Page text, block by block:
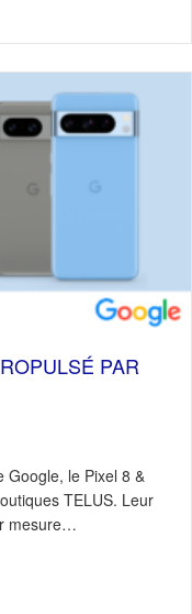
PAR
Google, le Pixel 8 &
TELUS. Leur
mesure…
par l’IA